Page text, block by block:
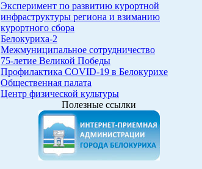
Эксперимент по развитию курортной
инфраструктуры региона и взиманию
курортного сбора
Белокуриха-2
Межмуниципальное сотрудничество
75-летие Великой Победы
Профилактика COVID-19 в Белокурихе
Общественная палата
Центр физической культуры
Полезные ссылки